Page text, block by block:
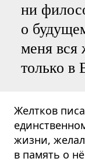
ни
о
меня вся
только в
Желтков
жизни,
в память о